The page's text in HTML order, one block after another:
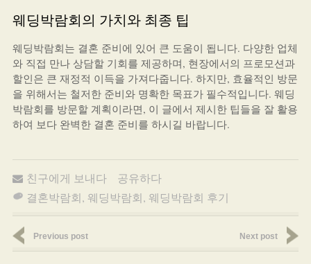
웨딩박람회의 가치와 최종 팁
웨딩박람회는 결혼 준비에 있어 큰 도움이 됩니다. 다양한 업체
와 직접 만나 상담할 기회를 제공하며, 현장에서의 프로모션과
할인은 큰 재정적 이득을 가져다줍니다. 하지만, 효율적인 방문
을 위해서는 철저한 준비와 명확한 목표가 필수적입니다. 웨딩
박람회를 방문할 계획이라면, 이 글에서 제시한 팁들을 잘 활용
하여 보다 완벽한 결혼 준비를 하시길 바랍니다.
친구에게 보내다
공유하다
결혼박람회, 웨딩박람회, 웨딩박람회 후기
Previous post Next post